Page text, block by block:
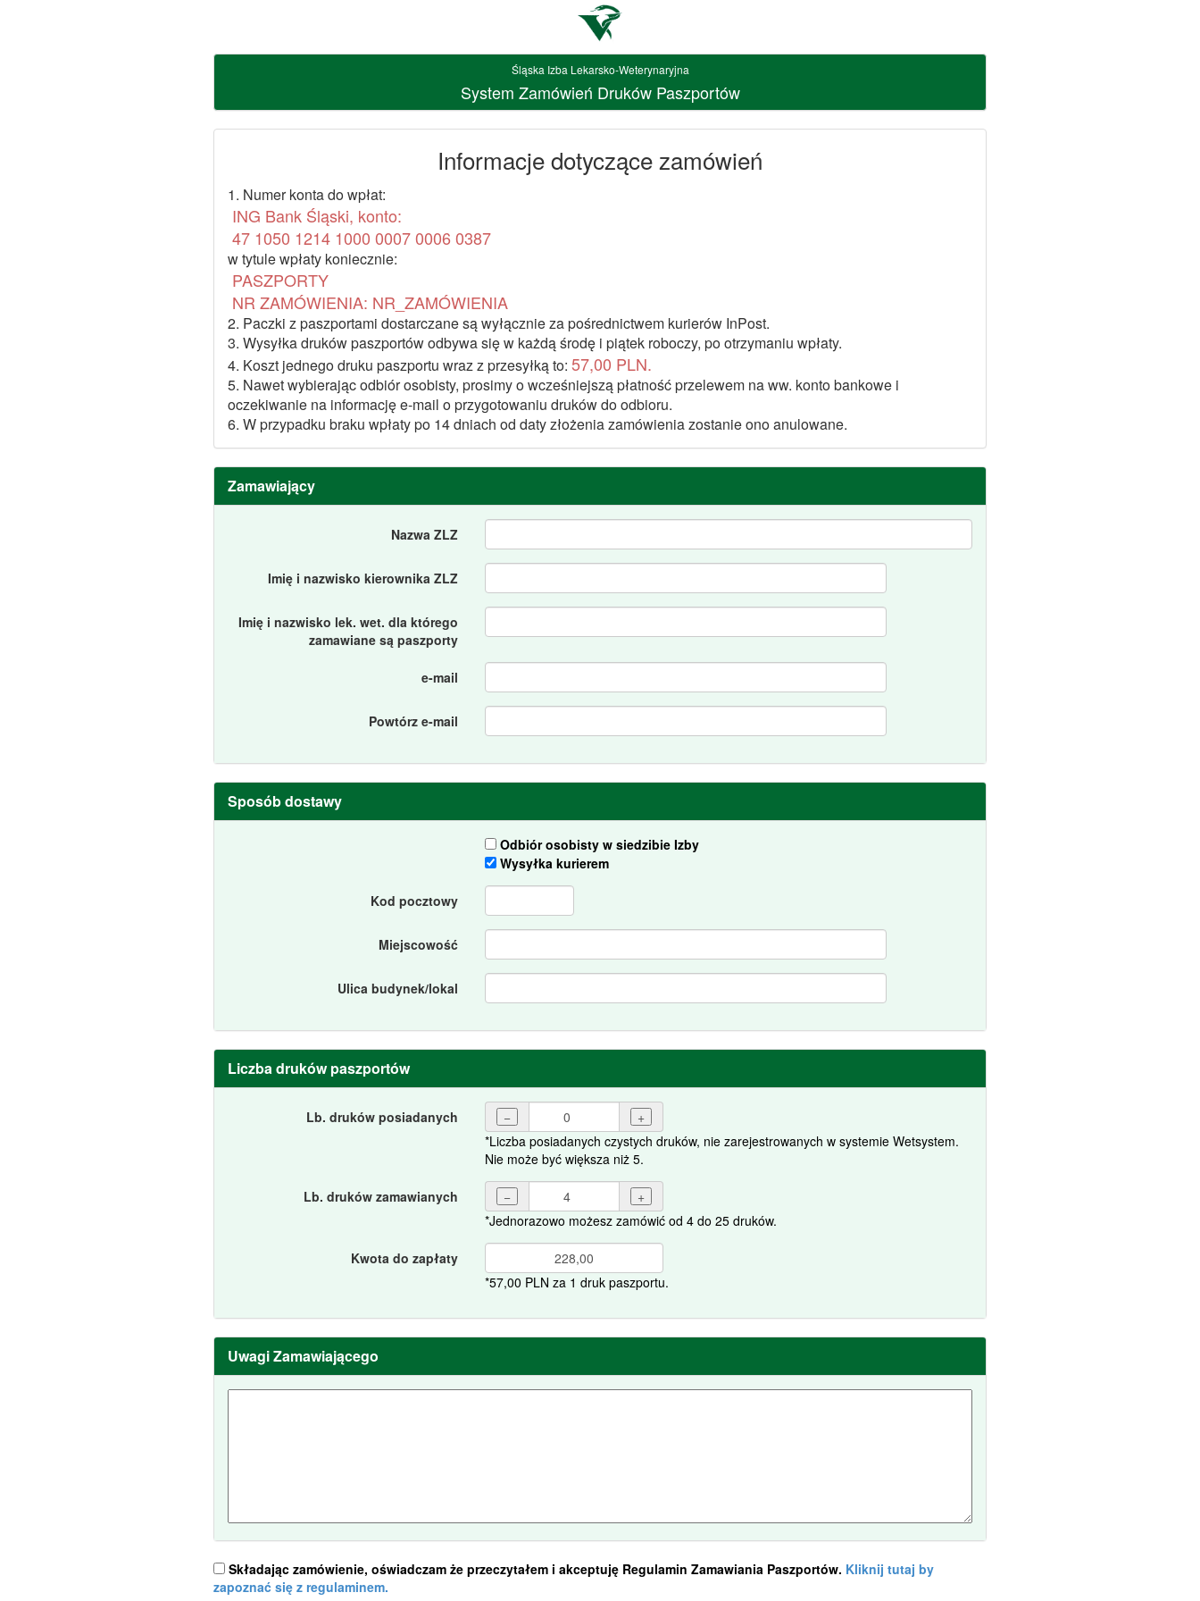
Śląska Izba Lekarsko-Weterynaryjna
System Zamówień Druków Paszportów
Informacje dotyczące zamówień
1. Numer konta do wpłat:
ING Bank Śląski, konto:
47 1050 1214 1000 0007 0006 0387
w tytule wpłaty koniecznie:
PASZPORTY
NR ZAMÓWIENIA: NR_ZAMÓWIENIA
2. Paczki z paszportami dostarczane są wyłącznie za pośrednictwem kurierów InPost.
3. Wysyłka druków paszportów odbywa się w każdą środę i piątek roboczy, po otrzymaniu wpłaty.
4. Koszt jednego druku paszportu wraz z przesyłką to: 57,00 PLN.
5. Nawet wybierając odbiór osobisty, prosimy o wcześniejszą płatność przelewem na ww. konto bankowe i
oczekiwanie na informację e-mail o przygotowaniu druków do odbioru.
6. W przypadku braku wpłaty po 14 dniach od daty złożenia zamówienia zostanie ono anulowane.
Zamawiający
Nazwa ZLZ
Imię i nazwisko kierownika ZLZ
Imię i nazwisko lek. wet. dla którego
zamawiane są paszporty
e-mail
Powtórz e-mail
Sposób dostawy
Odbiór osobisty w siedzibie Izby
Wysyłka kurierem
Kod pocztowy
Miejscowość
Ulica budynek/lokal
Liczba druków paszportów
Lb. druków posiadanych −
+
*Liczba posiadanych czystych druków, nie zarejestrowanych w systemie Wetsystem.
Nie może być większa niż 5.
Lb. druków zamawianych −
+
*Jednorazowo możesz zamówić od 4 do 25 druków.
Kwota do zapłaty
*57,00 PLN za 1 druk paszportu.
Uwagi Zamawiającego
Składając zamówienie, oświadczam że przeczytałem i akceptuję Regulamin Zamawiania Paszportów. Kliknij tutaj by
zapoznać się z regulaminem.